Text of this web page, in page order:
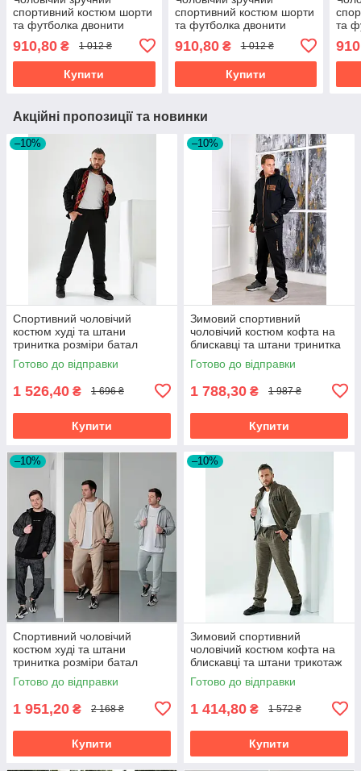
спортивний костюм шорти
та футболка двонити
910,80 ₴ 1 012 ₴
Купити
спортивний костюм шорти
та футболка двонити
910,80₴ 1 012 ₴
Купити
та
Акційні пропозиції та новинки
–10%
Спортивний чоловічий
костюм худі та штани
тринитка розміри батал
Готово до відправки
1 526,40 ₴ 1 696 ₴
Купити
–10%
Зимовий спортивний
чоловічий костюм кофта на
блискавці та штани тринитка
з начосом розміри батал
Готово до відправки
1 788,30 ₴ 1 987 ₴
Купити
–10%
Спортивний чоловічий
костюм худі та штани
тринитка розміри батал
Готово до відправки
1 951,20 ₴ 2 168 ₴
Купити
–10%
Зимовий спортивний
чоловічий костюм кофта на
блискавці та штани трикотаж
на хутрі розміри батал
Готово до відправки
1 414,80 ₴ 1 572 ₴
Купити